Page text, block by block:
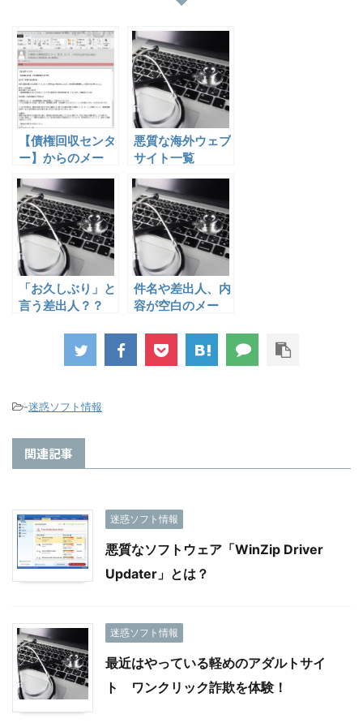
【債権回収センタ
ー】からのメー
ル？
悪質な海外ウェブ
サイト一覧
「お久しぶり」と
言う差出人？？
件名や差出人、内
容が空白のメー
-迷惑ソフト情報
関連記事
迷惑ソフト情報
悪質なソフトウェア「WinZip Driver
Updater」とは？
迷惑ソフト情報
最近はやっている軽めのアダルトサイ
ト ワンクリック詐欺を体験！